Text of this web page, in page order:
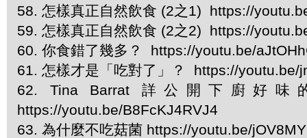
58. 怎樣真正自然飲食 (2之1) https://
59. 怎樣真正自然飲食 (2之2) https://
60. 你食錯了幾多？ https://youtu.be/
61. 怎樣才是「吃對了」？ https://youtu.be/
62. Tina Barrat 詳公開下廚好味
https://youtu.be/B8FcKJ4RVJ4
63. 為什麼不吃菇菌 https://youtu.be/